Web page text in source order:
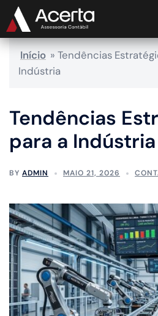
Início » Tendências
Indústria
Tendências
para a Indústria
BY ADMIN MAIO 21, 2026